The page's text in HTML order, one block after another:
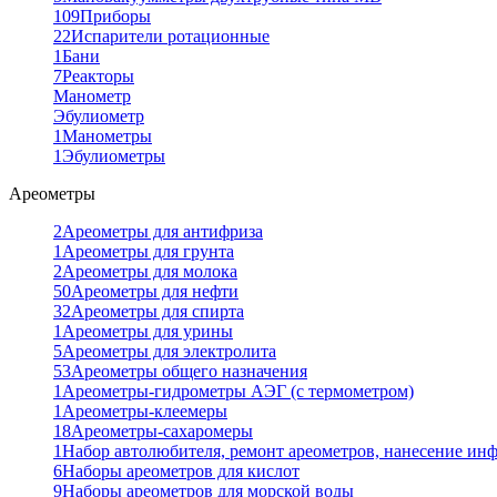
109Приборы
22Испарители ротационные
1Бани
7Реакторы
Манометр
Эбулиометр
1Манометры
1Эбулиометры
Ареометры
2Ареометры для антифриза
1 Ареометры для грунта
2Ареометры для молока
50Ареометры для нефти
32Ареометры для спирта
1 Ареометры для урины
5Ареометры для электролита
53Ареометры общего назначения
1 Ареометры-гидрометры АЭГ (с термометром)
1 Ареометры-клеемеры
18Ареометры-сахаромеры
1Набор автолюбителя, ремонт ареометров, нанесение
6Наборы ареометров для кислот
9Наборы ареометров для морской воды